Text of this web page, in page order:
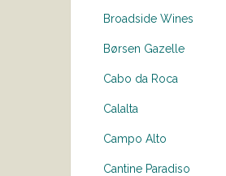
Broadside Wines
Børsen Gazelle
Cabo da Roca
Calalta
Campo Alto
Cantine Paradiso